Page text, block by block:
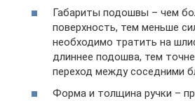
Габариты подошвы – чем
поверхность, тем меньше
необходимо тратить на
длиннее подошва, тем
переход между соседними
Форма и толщина ручки –